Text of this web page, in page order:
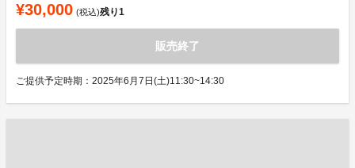
¥30,000 (税込)残り1
販売終了
ご提供予定時期：2025年6月7日(土)11:30~14:30